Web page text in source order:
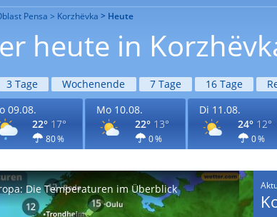
Pensa Korzhëvka Heute
heute in
3 Tage Wochenende 7 Tage 16 Tage
09.08.
22° 17°
80 %
Mo 10.08.
22° 13°
0 %
Di 11.08.
24° 12°
0 %
Die Temperaturen im Überblick